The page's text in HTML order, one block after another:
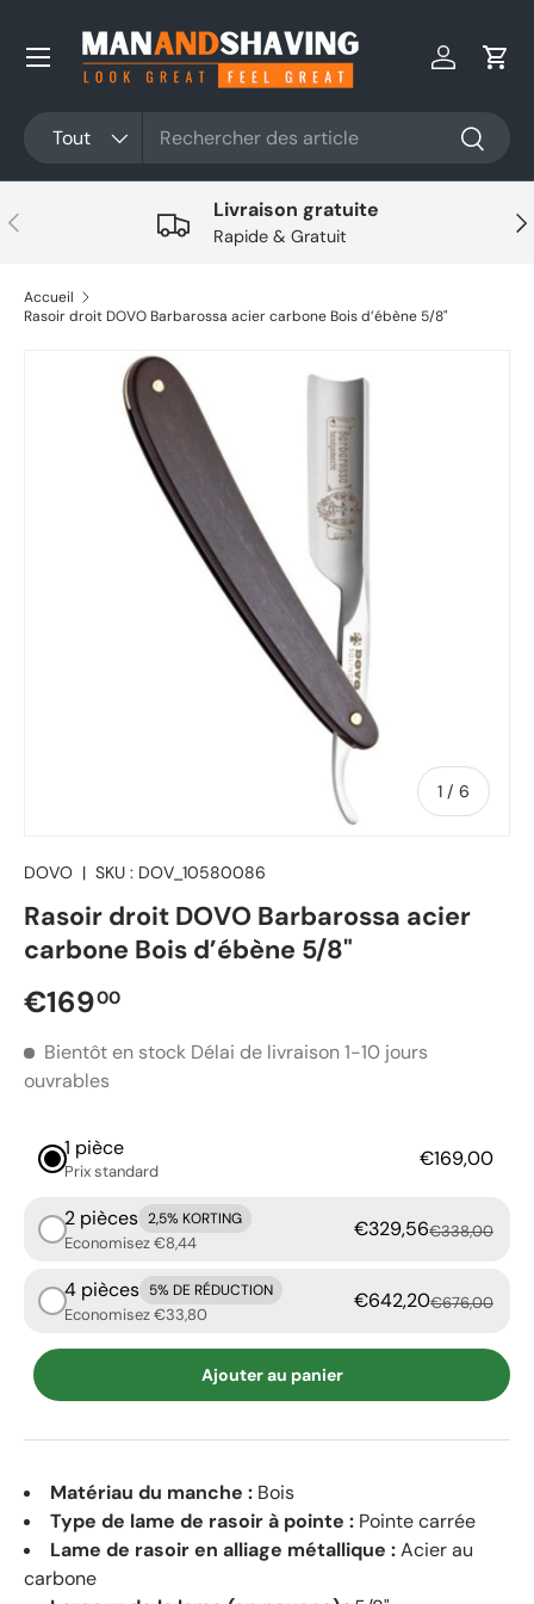
Aller au contenu
Tout
Se
Précédent Livraison gratuite
Rapide & Gratuit
Accueil
Rasoir droit DOVO Barbarossa acier carbone Bois d’ébène 5/8"
Aller directement aux informations sur le produit
1 / de
6
DOVO | SKU : DOV_10580086
Rasoir droit DOVO Barbarossa acier
carbone Bois d’ébène 5/8"
Prix régulier
€16900
Bientôt en stock Délai de livraison 1-10 jours
ouvrables
1 pièce
Prix ​​standard
€169,00
2 pièces 2,5% KORTING
Economisez €8,44
€329,56€338,00
4 pièces 5% DE RÉDUCTION
Economisez €33,80
€642,20€676,00
Ajouter au panier
Matériau du manche : Bois
Type de lame de rasoir à pointe : Pointe carrée
Lame de rasoir en alliage métallique :Acier au
carbone